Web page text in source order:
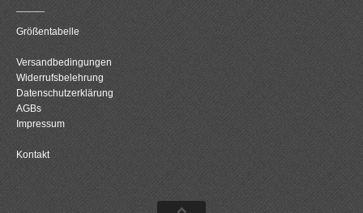
Größentabelle
Versandbedingungen
Widerrufsbelehrung
Datenschutzerklärung
AGBs
Impressum
Kontakt